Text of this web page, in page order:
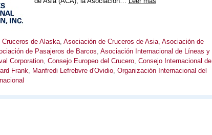
de Alaska, Asociación de Cruceros de Asia, Asociación de
de Pasajeros de Barcos, Asociación Internacional de Líneas y
Corporation, Consejo Europeo del Crucero, Consejo Internacional de
Frank, Manfredi Lefrebvre d'Ovidio, Organización Internacional del